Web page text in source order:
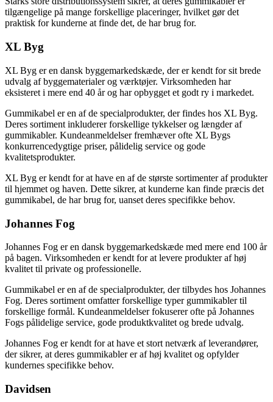
tilgængelige på mange forskellige placeringer, hvilket gør det
praktisk for kunderne at finde det, de har brug for.
XL Byg
XL Byg er en dansk byggemarkedskæde, der er kendt for sit brede
udvalg af byggematerialer og værktøjer. Virksomheden har
eksisteret i mere end 40 år og har opbygget et godt ry i markedet.
Gummikabel er en af de specialprodukter, der findes hos XL Byg.
Deres sortiment inkluderer forskellige tykkelser og længder af
gummikabler. Kundeanmeldelser fremhæver ofte XL Bygs
konkurrencedygtige priser, pålidelig service og gode
kvalitetsprodukter.
XL Byg er kendt for at have en af de største sortimenter af produkter
til hjemmet og haven. Dette sikrer, at kunderne kan finde præcis det
gummikabel, de har brug for, uanset deres specifikke behov.
Johannes Fog
Johannes Fog er en dansk byggemarkedskæde med mere end 100 år
på bagen. Virksomheden er kendt for at levere produkter af høj
kvalitet til private og professionelle.
Gummikabel er en af de specialprodukter, der tilbydes hos Johannes
Fog. Deres sortiment omfatter forskellige typer gummikabler til
forskellige formål. Kundeanmeldelser fokuserer ofte på Johannes
Fogs pålidelige service, gode produktkvalitet og brede udvalg.
Johannes Fog er kendt for at have et stort netværk af leverandører,
der sikrer, at deres gummikabler er af høj kvalitet og opfylder
kundernes specifikke behov.
Davidsen